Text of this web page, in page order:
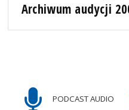
Archiwum audycji
PODCAST AUDIO